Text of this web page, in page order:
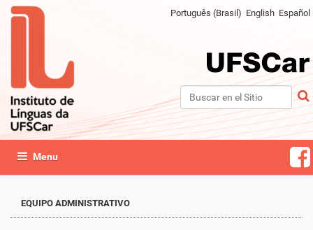
Buscar
Búsqueda Avanzada…
Português (Brasil) English Español
Mostrar/Ocultar navegación
EQUIPO ADMINISTRATIVO